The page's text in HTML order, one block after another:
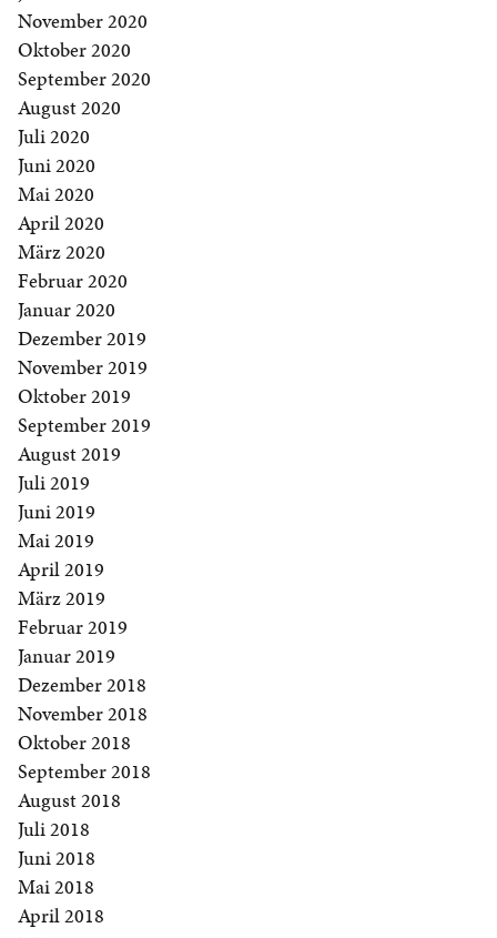
November 2020
Oktober 2020
September 2020
August 2020
Juli 2020
Juni 2020
Mai 2020
April 2020
März 2020
Februar 2020
Januar 2020
Dezember 2019
November 2019
Oktober 2019
September 2019
August 2019
Juli 2019
Juni 2019
Mai 2019
April 2019
März 2019
Februar 2019
Januar 2019
Dezember 2018
November 2018
Oktober 2018
September 2018
August 2018
Juli 2018
Juni 2018
Mai 2018
April 2018